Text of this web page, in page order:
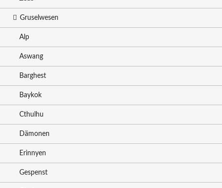
Gruselwesen
Alp
Aswang
Barghest
Baykok
Cthulhu
Dämonen
Erinnyen
Gespenst